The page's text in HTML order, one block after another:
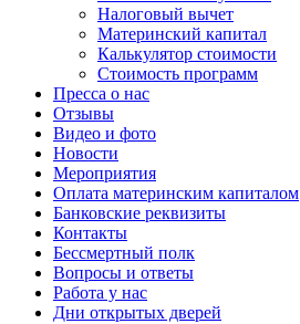
Налоговый вычет
Материнский капитал
Калькулятор стоимости
Стоимость программ
Пресса о нас
Отзывы
Видео и фото
Новости
Мероприятия
Оплата материнским капиталом
Банковские реквизиты
Контакты
Бессмертный полк
Вопросы и ответы
Работа у нас
Дни открытых дверей